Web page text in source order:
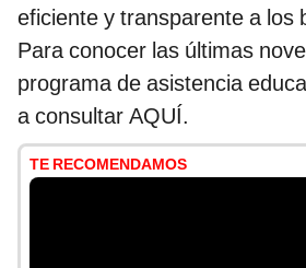
eficiente y transparente a los
Para conocer las últimas
programa de asistencia
a consultar AQUÍ.
TE RECOMENDAMOS